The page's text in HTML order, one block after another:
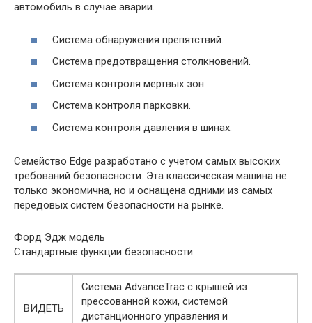
автомобиль в случае аварии.
Система обнаружения препятствий.
Система предотвращения столкновений.
Система контроля мертвых зон.
Система контроля парковки.
Система контроля давления в шинах.
Семейство Edge разработано с учетом самых высоких
требований безопасности. Эта классическая машина не
только экономична, но и оснащена одними из самых
передовых систем безопасности на рынке.
Форд Эдж модель
Стандартные функции безопасности
ВИДЕТЬ
Система AdvanceTrac с крышей из
прессованной кожи, системой
дистанционного управления и